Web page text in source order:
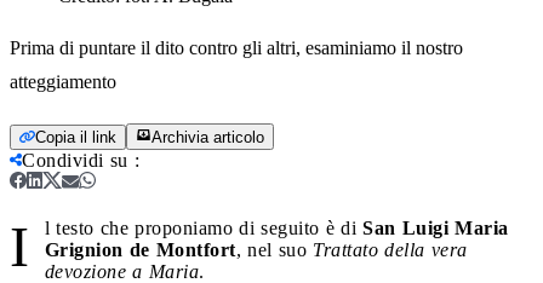
Prima di puntare il dito contro gli altri, esaminiamo il nostro
atteggiamento
Copia il link Archivia articolo
Condividi su :
I l testo che proponiamo di seguito è di San Luigi Maria
Grignion de Montfort, nel suo Trattato della vera
devozione a Maria.